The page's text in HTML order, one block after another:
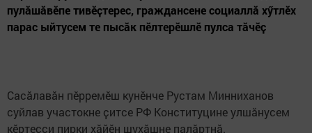
пулӑшӑвӗпе тивӗҫтерес, граждансене социаллӑ хӳтлӗх
парас ыйтусем те пысӑк пӗлтерӗшлӗ пулса тӑчӗҫ
Сасӑлавӑн пӗрремӗш кунӗнче Рустам Минниханов
суйлав участокне ҫитсе РФ Конституцине улшӑнусем
кӗртесси пирки хӑйӗн шухӑшне палӑртнӑ.